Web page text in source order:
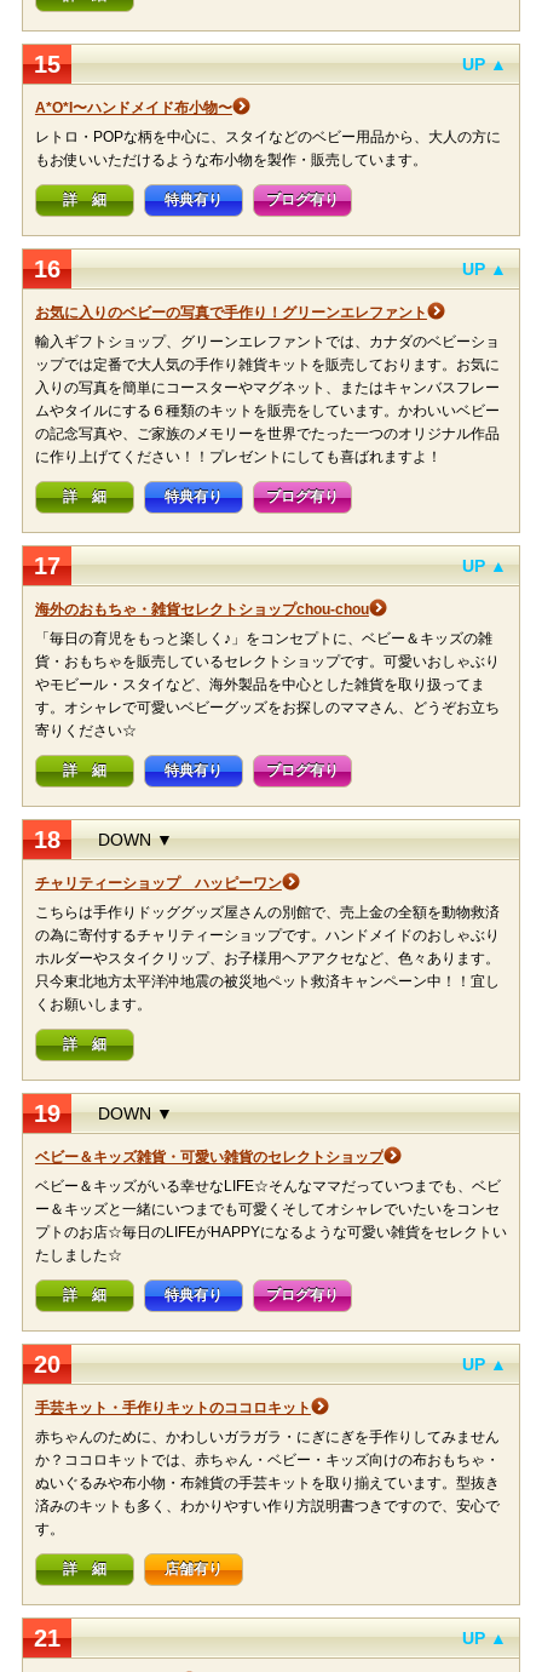
15 UP ▲
A*O*I〜ハンドメイド布小物〜
レトロ・POPな柄を中心に、スタイなどのベビー用品から、大人の方に
もお使いいただけるような布小物を製作・販売しています。
詳 細 特典有り ブログ有り
16 UP ▲
お気に入りのベビーの写真で手作り！グリーンエレファント
輸入ギフトショップ、グリーンエレファントでは、カナダのベビーショ
ップでは定番で大人気の手作り雑貨キットを販売しております。お気に
入りの写真を簡単にコースターやマグネット、またはキャンバスフレー
ムやタイルにする６種類のキットを販売をしています。かわいいベビー
の記念写真や、ご家族のメモリーを世界でたった一つのオリジナル作品
に作り上げてください！！プレゼントにしても喜ばれますよ！
詳 細 特典有り ブログ有り
17 UP ▲
海外のおもちゃ・雑貨セレクトショップchou-chou
「毎日の育児をもっと楽しく♪」をコンセプトに、ベビー＆キッズの雑
貨・おもちゃを販売しているセレクトショップです。可愛いおしゃぶり
やモビール・スタイなど、海外製品を中心とした雑貨を取り扱ってま
す。オシャレで可愛いベビーグッズをお探しのママさん、どうぞお立ち
寄りください☆
詳 細 特典有り ブログ有り
18 DOWN ▼
チャリティーショップ ハッピーワン
こちらは手作りドッググッズ屋さんの別館で、売上金の全額を動物救済
の為に寄付するチャリティーショップです。ハンドメイドのおしゃぶり
ホルダーやスタイクリップ、お子様用ヘアアクセなど、色々あります。
只今東北地方太平洋沖地震の被災地ペット救済キャンペーン中！！宜し
くお願いします。
詳 細
19 DOWN ▼
ベビー＆キッズ雑貨・可愛い雑貨のセレクトショップ
ベビー＆キッズがいる幸せなLIFE☆そんなママだっていつまでも、ベビ
ー＆キッズと一緒にいつまでも可愛くそしてオシャレでいたいをコンセ
プトのお店☆毎日のLIFEがHAPPYになるような可愛い雑貨をセレクトい
たしました☆
詳 細 特典有り ブログ有り
20 UP ▲
手芸キット・手作りキットのココロキット
赤ちゃんのために、かわしいガラガラ・にぎにぎを手作りしてみません
か？ココロキットでは、赤ちゃん・ベビー・キッズ向けの布おもちゃ・
ぬいぐるみや布小物・布雑貨の手芸キットを取り揃えています。型抜き
済みのキットも多く、わかりやすい作り方説明書つきですので、安心で
す。
詳 細 店舗有り
21 UP ▲